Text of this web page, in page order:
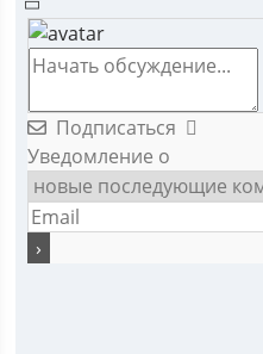
Подписаться
Уведомление о